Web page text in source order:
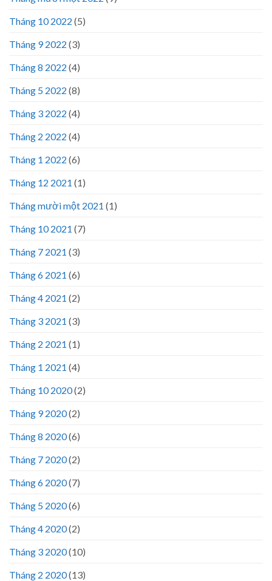
Tháng 10 2022 (5)
Tháng 9 2022 (3)
Tháng 8 2022 (4)
Tháng 5 2022 (8)
Tháng 3 2022 (4)
Tháng 2 2022 (4)
Tháng 1 2022 (6)
Tháng 12 2021 (1)
Tháng mười một 2021 (1)
Tháng 10 2021 (7)
Tháng 7 2021 (3)
Tháng 6 2021 (6)
Tháng 4 2021 (2)
Tháng 3 2021 (3)
Tháng 2 2021 (1)
Tháng 1 2021 (4)
Tháng 10 2020(2)
Tháng 9 2020(2)
Tháng 8 2020(6)
Tháng 7 2020(2)
Tháng 6 2020(7)
Tháng 5 2020(6)
Tháng 4 2020(2)
Tháng 3 2020(10)
Tháng 2 2020(13)